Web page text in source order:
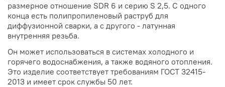
размерное отношение SDR 6 и серию S 2,5. С одного
конца есть полипропиленовый раструб для
диффузионной сварки, а с другого - латунная
внутренняя резьба.
Он может использоваться в системах холодного и
горячего водоснабжения, а также водяного отопления.
Это изделие соответствует требованиям ГОСТ 32415-
2013 и имеет срок службы 50 лет.